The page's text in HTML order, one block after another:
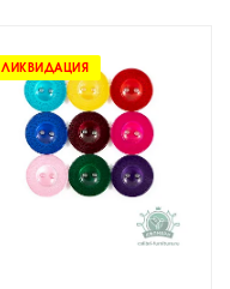
ЛИКВИДАЦИЯ